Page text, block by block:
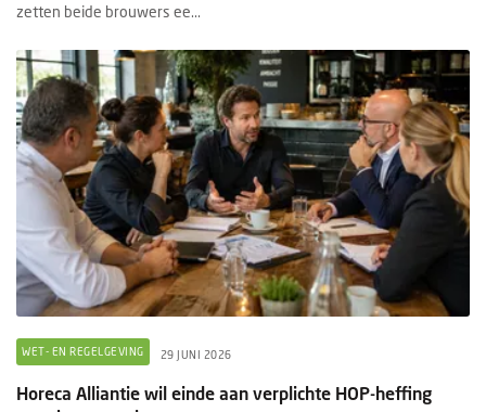
zetten beide brouwers ee...
WET- EN REGELGEVING 29 JUNI 2026
Horeca Alliantie wil einde aan verplichte HOP-heffing